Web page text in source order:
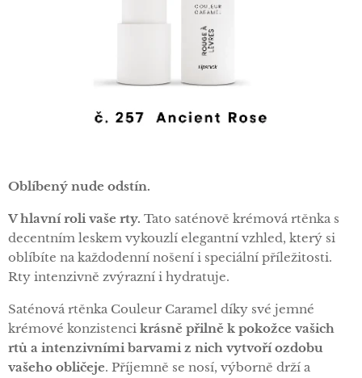
Oblíbený nude odstín.
V hlavní roli vaše rty. Tato saténově krémová rtěnka s
decentním leskem vykouzlí elegantní vzhled, který si
oblíbíte na každodenní nošení i speciální příležitosti.
Rty intenzivně zvýrazní i hydratuje.
Saténová rtěnka Couleur Caramel díky své jemné
krémové konzistenci krásně přilně k pokožce vašich
rtů a intenzivními barvami z nich vytvoří ozdobu
vašeho obličeje. Příjemně se nosí, výborně drží a